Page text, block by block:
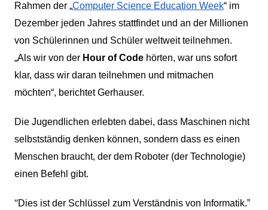
Rahmen der „Computer Science Education Week“ im
Dezember jeden Jahres stattfindet und an der Millionen
von Schülerinnen und Schüler weltweit teilnehmen.
„Als wir von der Hour of Codehörten, war uns sofort
klar, dass wir daran teilnehmen und mitmachen
möchten“, berichtet Gerhauser.
Die Jugendlichen erlebten dabei, dass Maschinen nicht
selbstständig denken können, sondern dass es einen
Menschen braucht, der dem Roboter (der Technologie)
einen Befehl gibt.
“Dies ist der Schlüssel zum Verständnis von Informatik.”